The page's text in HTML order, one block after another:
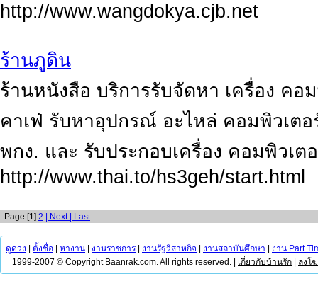
http://www.wangdokya.cjb.net
ร้านภูดิน
ร้านหนังสือ บริการรับจัดหา เครื่อง คอ
คาเฟ่ รับหาอุปกรณ์ อะไหล่ คอมพิวเต
พกง. และ รับประกอบเครื่อง คอมพิวเต
http://www.thai.to/hs3geh/start.html
Page [1] 2 | Next | Last
ดูดวง ตั้งชื่อ หางาน งานราชการ งานรัฐวิสาหกิจ งานสถาบันศึกษา
งาน Part
1999-2007 © Copyright Baanrak.com. All rights reserved. | เกี่ยวกับบ้านรัก ลงโ